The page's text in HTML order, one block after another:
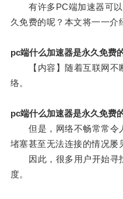
有许多PC端加速器可以
久免费的呢？本文将一一介
pc端什么加速器是永久免费
【内容】随着互联网不
络。
pc端什么加速器是永久免费
但是，网络不畅常常令
堵塞甚至无法连接的情况屡
因此，很多用户开始寻
度。